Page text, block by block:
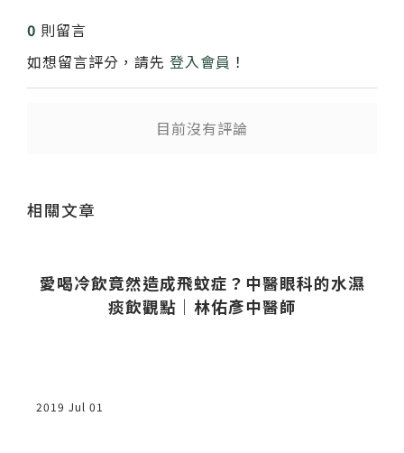
0 則留言
如想留言評分，請先 登入會員 ！
目前沒有評論
相關文章
愛喝冷飲竟然造成飛蚊症？中醫眼科的水濕
痰飲觀點｜林佑彥中醫師
2019 Jul 01